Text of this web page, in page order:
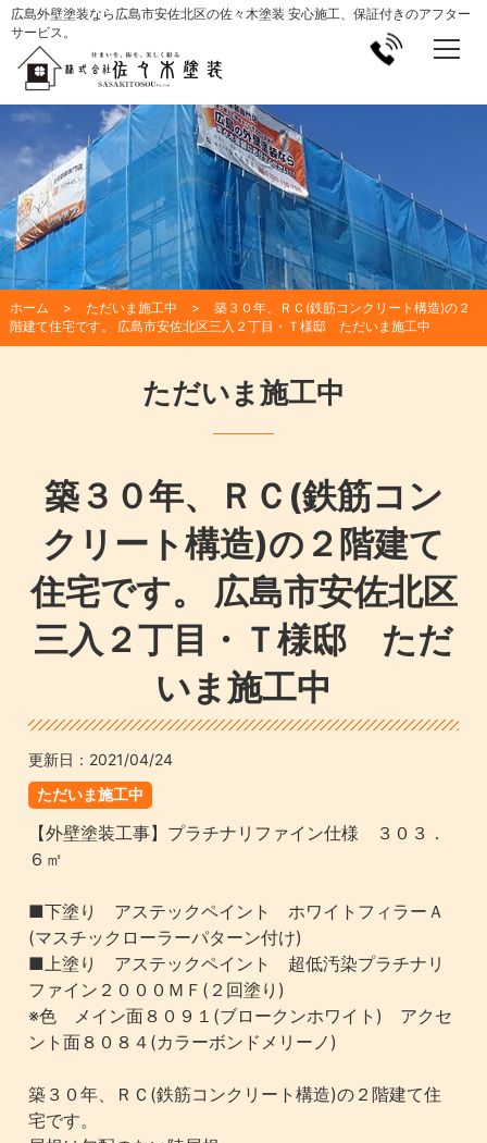
広島外壁塗装なら広島市安佐北区の佐々木塗装 安心施工、保証付きのアフター
サービス。
ホーム ただいま施工中
築３０年、ＲＣ(鉄筋コンクリート構造)の２
階建て住宅です。 広島市安佐北区三入２丁目・Ｔ様邸 ただいま施工中
ただいま施工中
築３０年、ＲＣ(鉄筋コン
クリート構造)の２階建て
住宅です。 広島市安佐北区
三入２丁目・Ｔ様邸 ただ
いま施工中
更新日： 2021/04/24
ただいま施工中
【外壁塗装工事】プラチナリファイン仕様 ３０３．
６㎡
■下塗り アステックペイント ホワイトフィラーＡ
(マスチックローラーパターン付け)
■上塗り アステックペイント 超低汚染プラチナリ
ファイン２０００ＭＦ(２回塗り)
※色 メイン面８０９１(ブロークンホワイト) アクセ
ント面８０８４(カラーボンドメリーノ)
築３０年、ＲＣ(鉄筋コンクリート構造)の２階建て住
宅です。